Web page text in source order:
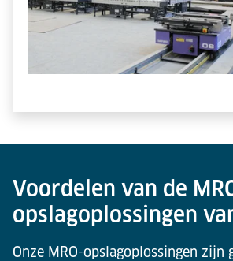
Voordelen van de
opslagoplossingen
Onze MRO-opslagoplossingen zijn